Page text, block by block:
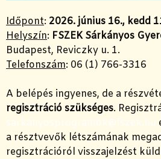
Időpont: 2026. június 16., kedd
Helyszín: FSZEK Sárkányos
Budapest, Reviczky u. 1.
Telefonszám: 06 (1) 766-3316
A belépés ingyenes, de a
regisztráció szükséges.
a résztvevők létszámának
regisztrációról visszajelzést